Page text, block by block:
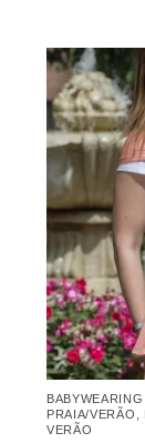
BABYWEARING
PRAIA/VERÃO
VERÃO